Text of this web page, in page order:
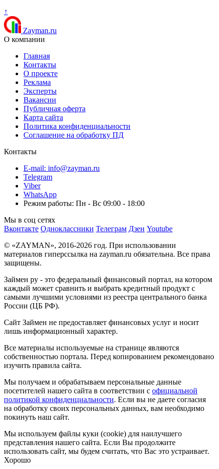
↑
Zayman.ru
О компании
Главная
Контакты
О проекте
Реклама
Эксперты
Вакансии
Публичная оферта
Карта сайта
Политика конфиденциальности
Соглашение на обработку ПД
Контакты
E-mail: info@zayman.ru
Telegram
Viber
WhatsApp
Режим работы: Пн - Вс 09:00 - 18:00
Мы в соц сетях
Вконтакте Одноклассники Телеграм Дзен Youtube
© «ZAYMAN», 2016-2026 год. При использовании
материалов гиперссылка на zayman.ru обязательна. Все права
защищены.
Займен ру - это федеральный финансовый портал, на котором
каждый может сравнить и выбрать кредитный продукт с
самыми лучшими условиями из реестра центрального банка
России (ЦБ РФ).
Сайт Займен не предоставляет финансовых услуг и носит
лишь информационный характер.
Все материалы используемые на странице являются
собственностью портала. Перед копированием рекомендовано
изучить правила сайта.
Мы получаем и обрабатываем персональные данные
посетителей нашего сайта в соответствии с официальной
политикой конфиденциальности. Если вы не даете согласия
на обработку своих персональных данных, вам необходимо
покинуть наш сайт.
Мы используем файлы куки (cookie) для наилучшего
представления нашего сайта. Если Вы продолжите
использовать сайт, мы будем считать, что Вас это устраивает.
Хорошо